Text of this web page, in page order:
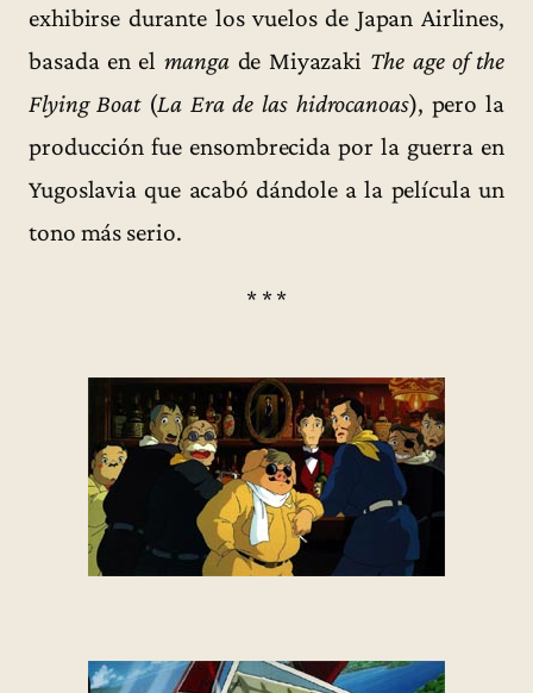
exhibirse durante los vuelos de Japan Airlines,
basada en el manga de Miyazaki The age of the
Flying Boat(La Era de las hidrocanoas), pero la
producción fue ensombrecida por la guerra en
Yugoslavia que acabó dándole a la película un
tono más serio.
* * *